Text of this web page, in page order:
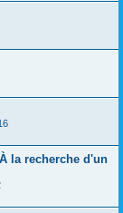
la recherche d'un